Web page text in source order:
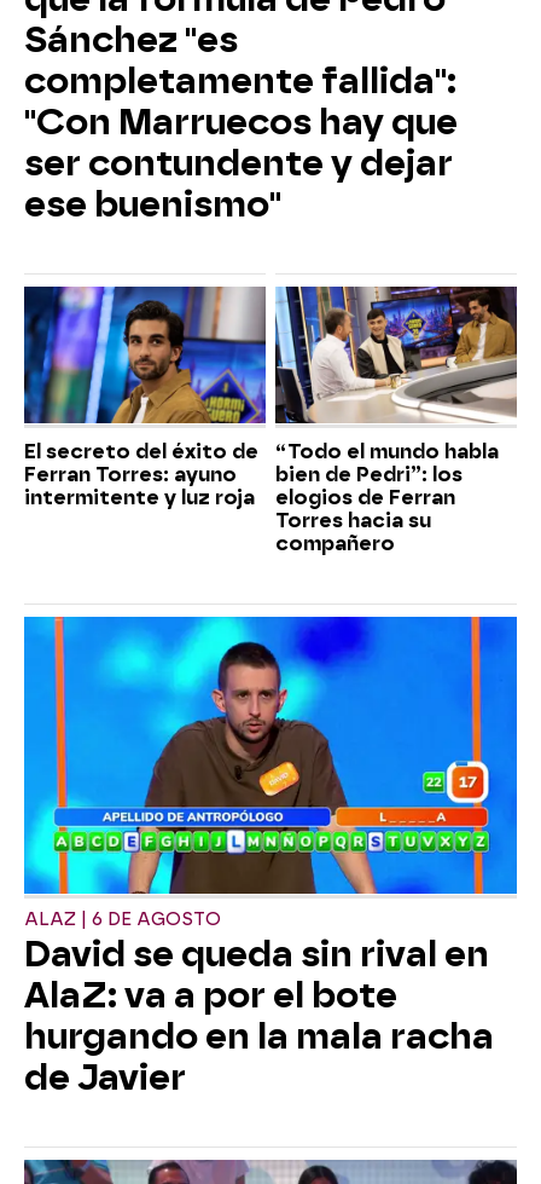
Sánchez "es
completamente fallida":
"Con Marruecos hay que
ser contundente y dejar
ese buenismo"
El secreto del éxito de
Ferran Torres: ayuno
intermitente y luz roja
“Todo el mundo habla
bien de Pedri”: los
elogios de Ferran
Torres hacia su
compañero
ALAZ | 6 DE AGOSTO
David se queda sin rival en
AlaZ: va a por el bote
hurgando en la mala racha
de Javier